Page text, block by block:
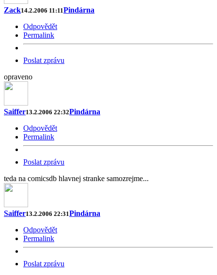
Zack14.2.2006 11:11Pindárna
Odpovědět
Permalink
Poslat zprávu
opraveno
Saiffer13.2.2006 22:32Pindárna
Odpovědět
Permalink
Poslat zprávu
teda na comicsdb hlavnej stranke samozrejme...
Saiffer13.2.2006 22:31Pindárna
Odpovědět
Permalink
Poslat zprávu